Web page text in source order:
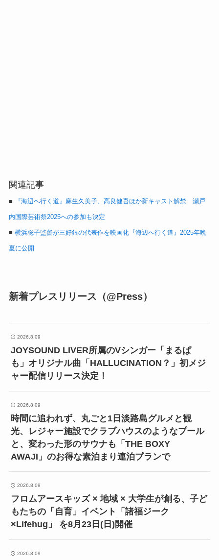
関連記事
■ 『海辺へ行く道』麻生久美子、高良健吾ほか新キャスト解禁 瀬戸
内国際芸術祭2025への参加も決定
■ 横浜聡子監督が三好銀の代表作を映画化『海辺へ行く道』2025年晩
夏に公開
新着プレスリリース（@Press）
2026.8.09
JOYSOUND LIVER所属のVシンガー「まるぱ
も」オリジナル曲「HALLUCINATION？」初メジ
ャー配信リリース決定！
2026.8.09
時間に追われず、丸ごと1日淡路島グルメと観
光、レジャー施設でクラブハウスのようなプール
と、変わった形のサウナも「THE BOXY
AWAJI」のお得な素泊まり連泊プランで
2026.8.09
フロムアースキッズ × 地域 × 大学生が創る、子ど
もたちの「自育」イベント「諸福ジーク
×Lifehug」 を8月23日(日)開催
2026.8.09